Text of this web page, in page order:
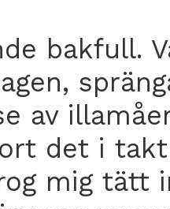
bakfull.
av
det i
mig tätt